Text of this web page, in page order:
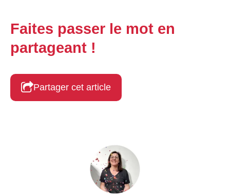
Faites passer le mot en
partageant !
Partager cet article